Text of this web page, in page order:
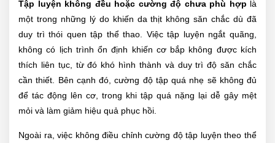
Tập luyện không đều hoặc cường độ chưa phù hợp là
một trong những lý do khiến da thịt không săn chắc dù đã
duy trì thói quen tập thể thao. Việc tập luyện ngắt quãng,
không có lịch trình ổn định khiến cơ bắp không được kích
thích liên tục, từ đó khó hình thành và duy trì độ săn chắc
cần thiết. Bên cạnh đó, cường độ tập quá nhẹ sẽ không đủ
để tác động lên cơ, trong khi tập quá nặng lại dễ gây mệt
mỏi và làm giảm hiệu quả phục hồi.
Ngoài ra, việc không điều chỉnh cường độ tập luyện theo thể